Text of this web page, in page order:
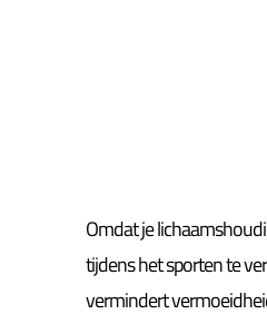
Omdat je
tijdens het sporten te
vermindert